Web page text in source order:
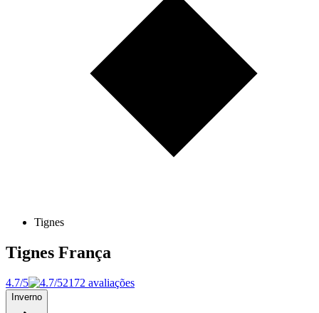
Tignes
Tignes França
4.7/5 2172 avaliações
Inverno